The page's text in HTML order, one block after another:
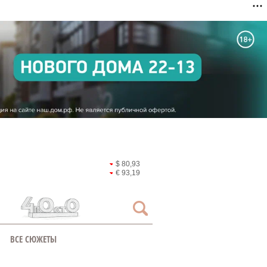
$ 80,93
€ 93,19
ВСЕ СЮЖЕТЫ